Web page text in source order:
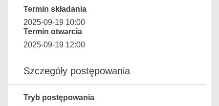
Termin składania
2025-09-19 10:00
Termin otwarcia
2025-09-19 12:00
Szczegóły postępowania
Tryb postępowania